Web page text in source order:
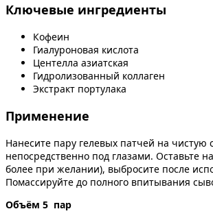
Ключевые ингредиенты
Кофеин
Гиалуроновая кислота
Центелла азиатская
Гидролизованный коллаген
Экстракт портулака
Применение
Нанесите пару гелевых патчей на чистую
непосредственно под глазами. Оставьте
более при желании), выбросите после
Помассируйте до полного впитывания
Объём 5 пар